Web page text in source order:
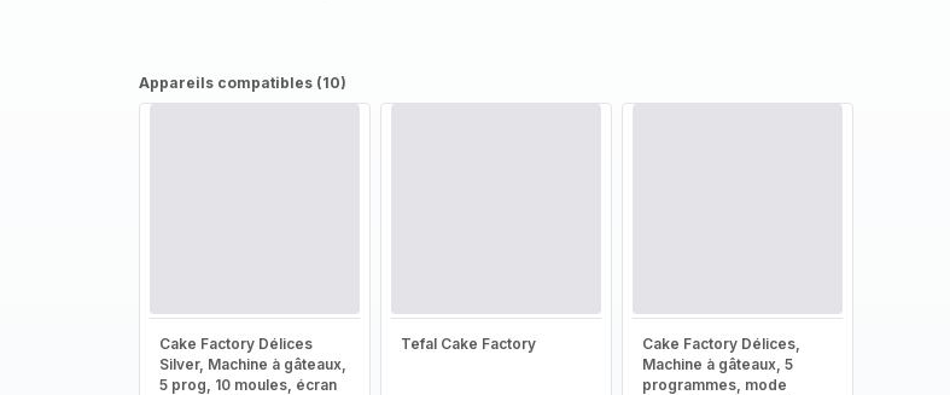
Appareils compatibles (10)
Cake Factory Délices
Silver, Machine à gâteaux,
5 prog, 10 moules, écran
Tefal Cake Factory
Cake Factory Délices,
Machine à gâteaux, 5
programmes, mode